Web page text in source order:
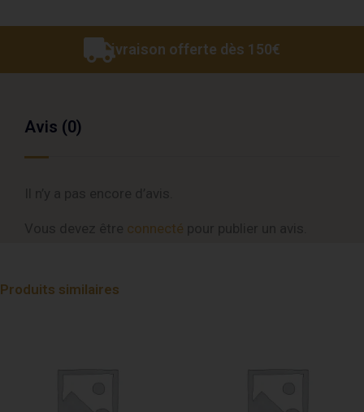
Livraison offerte dès 150€
Avis (0)
connecté
Produits similaires